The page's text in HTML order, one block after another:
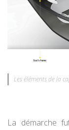
Les éléments de la
La démarche